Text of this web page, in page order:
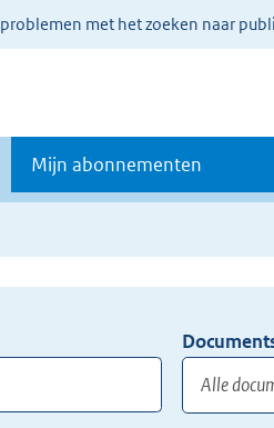
met het zoeken naar
Mijn abonnementen
Gebruik